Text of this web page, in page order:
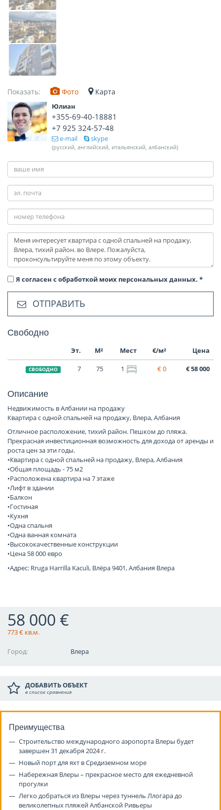
Показать: Фото Карта
Юлиан
+355-69-40-18881
+7 925 324-57-48
e-mail skype
(русский, английский, итальянский, албанский)
Я согласен с обработкой моих персональных данных. *
ОТПРАВИТЬ
Свободно
Эт. М² Мест €/м² Цена
СВОБОДНО 7 75 1 € 0 € 58 000
Описание
Недвижимость в Албании на продажу
Квартира с одной спальней на продажу, Влера, Албания
Отличное расположение, тихий район. Пешком до пляжа.
Прекрасная инвестиционная возможность для дохода от аренды и
роста цен за эти годы.
•Квартира с одной спальней на продажу, Влера, Албания
•Общая площадь - 75 м2
•Расположена квартира на 7 этаже
•Лифт в здании
•Балкон
•Гостиная
•Кухня
•Одна спальня
•Одна ванная комната
•Высококачественные конструкции
•Цена 58 000 евро
•Адрес: Rruga Harrilla Kaculi, Влёра 9401, Албания Влера
58 000 €
773 € кв.м.
Город: Влера
ДОБАВИТЬ ОБЪЕКТ
в список сравнения
Преимущества
Строительство международного аэропорта Влеры будет
завершен 31 декабря 2024 г.
Новый порт для яхт в Средиземном море
Набережная Влеры – прекрасное место для ежедневной
прогулки
Легко добраться из Влеры через туннель Ллогара до
великолепных пляжей Албанской Ривьеры